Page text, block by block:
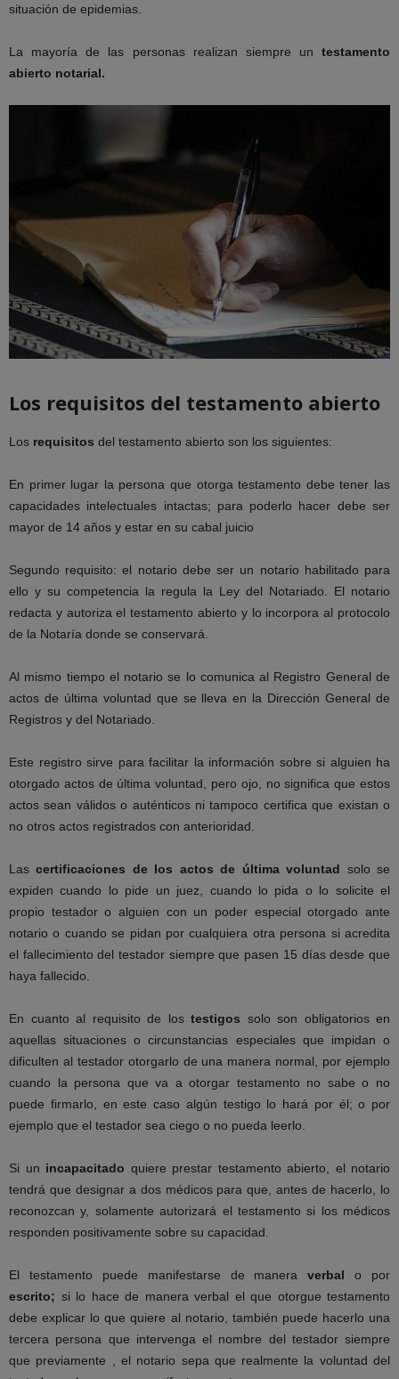
situación de epidemias.
La mayoría de las personas realizan siempre un testamento
abierto notarial.
Los requisitos del testamento abierto
Los requisitos del testamento abierto son los siguientes:
En primer lugar la persona que otorga testamento debe tener las
capacidades intelectuales intactas; para poderlo hacer debe ser
mayor de 14 años y estar en su cabal juicio
Segundo requisito: el notario debe ser un notario habilitado para
ello y su competencia la regula la Ley del Notariado. El notario
redacta y autoriza el testamento abierto y lo incorpora al protocolo
de la Notaría donde se conservará.
Al mismo tiempo el notario se lo comunica al Registro General de
actos de última voluntad que se lleva en la Dirección General de
Registros y del Notariado.
Este registro sirve para facilitar la información sobre si alguien ha
otorgado actos de última voluntad, pero ojo, no significa que estos
actos sean válidos o auténticos ni tampoco certifica que existan o
no otros actos registrados con anterioridad.
Lascertificaciones de los actos de última voluntad solo se
expiden cuando lo pide un juez, cuando lo pida o lo solicite el
propio testador o alguien con un poder especial otorgado ante
notario o cuando se pidan por cualquiera otra persona si acredita
el fallecimiento del testador siempre que pasen 15 días desde que
haya fallecido.
En cuanto al requisito de los testigos solo son obligatorios en
aquellas situaciones o circunstancias especiales que impidan o
dificulten al testador otorgarlo de una manera normal, por ejemplo
cuando la persona que va a otorgar testamento no sabe o no
puede firmarlo, en este caso algún testigo lo hará por él; o por
ejemplo que el testador sea ciego o no pueda leerlo.
Si un incapacitado quiere prestar testamento abierto, el notario
tendrá que designar a dos médicos para que, antes de hacerlo, lo
reconozcan y, solamente autorizará el testamento si los médicos
responden positivamente sobre su capacidad.
El testamento puede manifestarse de maneraverbal o por
escrito; si lo hace de manera verbal el que otorgue testamento
debe explicar lo que quiere al notario, también puede hacerlo una
tercera persona que intervenga el nombre del testador siempre
que previamente , el notario sepa que realmente la voluntad del